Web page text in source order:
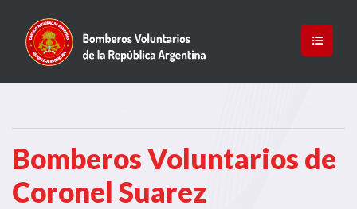
Bomberos Voluntarios de
Coronel Suarez